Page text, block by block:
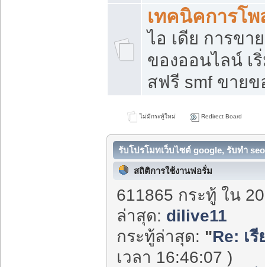
เทคนิคการโ
ไอ เดีย การขา
ของออนไลน์ เ
สฟรี smf ขาย
ไม่มีกระทู้ใหม่ Redirect Board
รับโปรโมทเว็บไซต์ google, รับทำ
สถิติการใช้งานฟอรั่ม
611865 กระทู้ ใน
ล่าสุด: dilive11
กระทู้ล่าสุด: "Re: เ
เวลา 16:46:07 )